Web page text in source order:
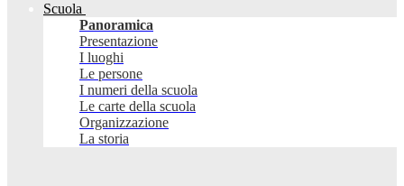
Scuola
Panoramica
Presentazione
I luoghi
Le persone
I numeri della scuola
Le carte della scuola
Organizzazione
La storia